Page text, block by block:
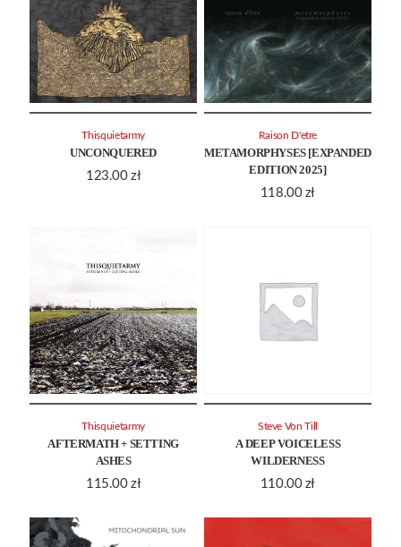
UNCONQUERED
123.00 zł
Thisquietarmy
METAMORPHYSES [EXPANDED
EDITION 2025]
118.00 zł
Raison D'etre
AFTERMATH + SETTING
ASHES
115.00 zł
Thisquietarmy
A DEEP VOICELESS
WILDERNESS
110.00 zł
Steve Von Till